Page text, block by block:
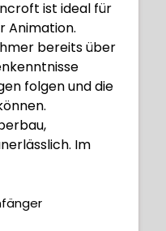
ist ideal für
Animation.
bereits über
folgen und die
Im
Kurs auf die